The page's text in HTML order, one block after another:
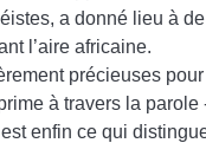
a donné lieu à
l’aire africaine.
précieuses
à travers la
enfin ce qui